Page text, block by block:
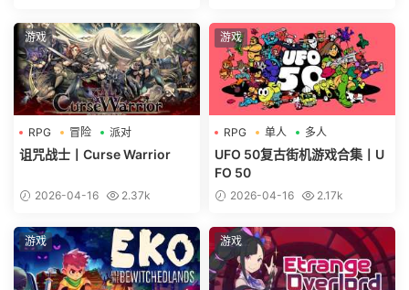
游戏
RPG 冒险 派对
诅咒战士丨Curse Warrior
2026-04-16 2.37k
游戏
RPG 单人 多人
UFO 50复古街机游戏合集丨U
FO 50
2026-04-16 2.17k
游戏 游戏